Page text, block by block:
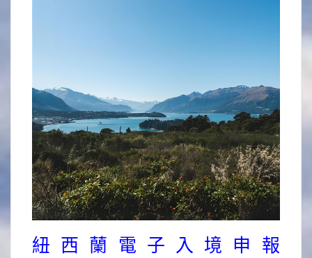
紐西蘭電子入境申報